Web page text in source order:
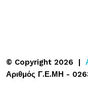
© Copyright 2026 |
Αριθμός Γ.Ε.ΜΗ -